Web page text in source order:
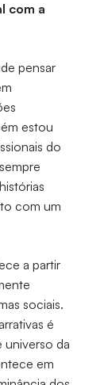
com a
pensar
estou
do
com um
a partir
sociais.
é
universo da
em